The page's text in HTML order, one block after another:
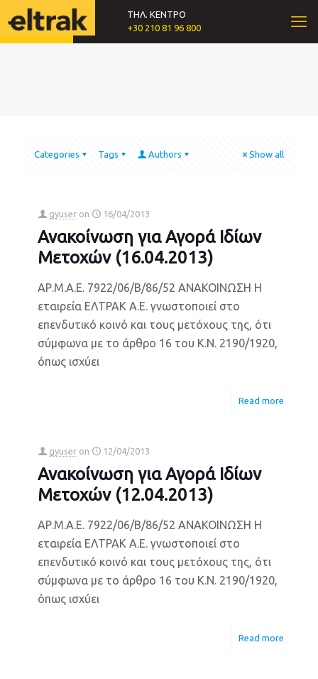
ΤΗΛ. ΚΕΝΤΡΟ
+30 210 81 96 800
Categories Tags Authors Show all
gyuser on 16/04/2013
Ανακοίνωση για Αγορά Ιδίων
Μετοχών (16.04.2013)
ΑΡ.Μ.Α.Ε. 7922/06/Β/86/52 ΑΝΑΚΟΙΝΩΣΗ Η
εταιρεία ΕΛΤΡΑΚ Α.Ε. γνωστοποιεί στο
επενδυτικό κοινό και τους μετόχους της, ότι
σύμφωνα με το άρθρο 16 του Κ.Ν. 2190/1920,
όπως ισχύει
Read more
gyuser on 12/04/2013
Ανακοίνωση για Αγορά Ιδίων
Μετοχών (12.04.2013)
ΑΡ.Μ.Α.Ε. 7922/06/Β/86/52 ΑΝΑΚΟΙΝΩΣΗ Η
εταιρεία ΕΛΤΡΑΚ Α.Ε. γνωστοποιεί στο
επενδυτικό κοινό και τους μετόχους της, ότι
σύμφωνα με το άρθρο 16 του Κ.Ν. 2190/1920,
όπως ισχύει
Read more